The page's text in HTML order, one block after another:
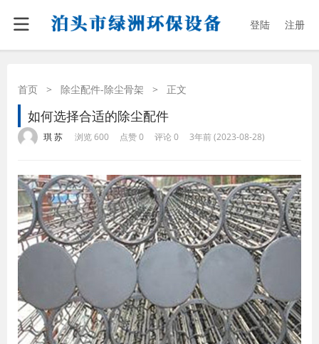
登陆 注册
首页 > 除尘配件-除尘骨架 > 正文
如何选择合适的除尘配件
琪 苏 浏览 600 点赞 0 评论 0 3年前 (2023-08-28)